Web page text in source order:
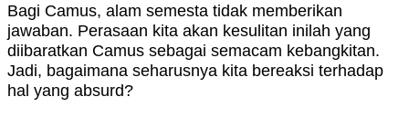
Bagi Camus, alam semesta tidak memberikan
jawaban. Perasaan kita akan kesulitan inilah yang
diibaratkan Camus sebagai semacam kebangkitan.
Jadi, bagaimana seharusnya kita bereaksi terhadap
hal yang absurd?